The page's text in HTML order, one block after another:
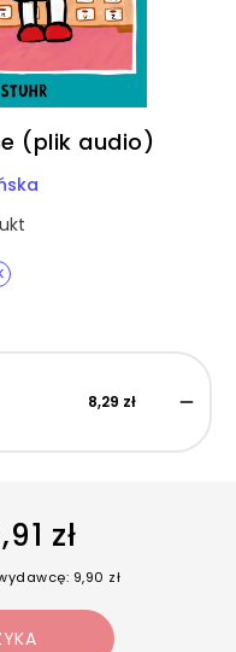
(plik audio)
8,29 zł
zł
9,90 zł